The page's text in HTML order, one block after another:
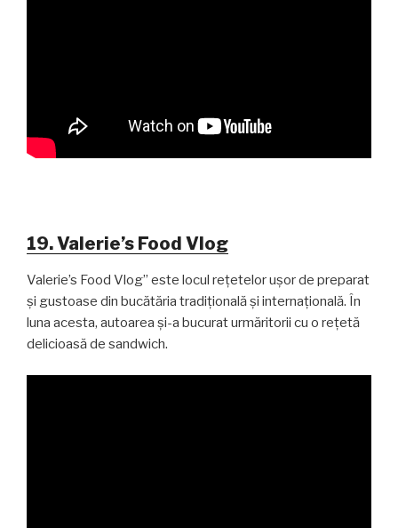
19. Valerie’s Food Vlog
Valerie’s Food Vlog” este locul rețetelor ușor de preparat
și gustoase din bucătăria tradițională și internațională. În
luna acesta, autoarea și-a bucurat urmăritorii cu o rețetă
delicioasă de sandwich.